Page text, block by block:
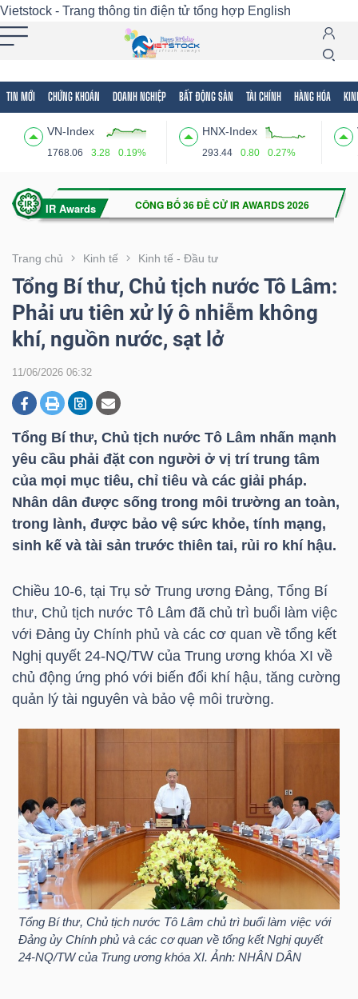
Vietstock - Trang thông tin điện tử tổng hợp English
TIN MỚI CHỨNG KHOÁN DOANH NGHIỆP BẤT ĐỘNG SẢN TÀI CHÍNH HÀNG HÓA
VN-Index
1768.06 3.28 0.19%
HNX-Index
293.44 0.80 0.27%
Trang chủ Kinh tế Kinh tế - Đầu tư
Tổng Bí thư, Chủ tịch nước Tô Lâm:
Phải ưu tiên xử lý ô nhiễm không
khí, nguồn nước, sạt lở
11/06/2026 06:32
Tổng Bí thư, Chủ tịch nước Tô Lâm nhấn mạnh
yêu cầu phải đặt con người ở vị trí trung tâm
của mọi mục tiêu, chỉ tiêu và các giải pháp.
Nhân dân được sống trong môi trường an toàn,
trong lành, được bảo vệ sức khỏe, tính mạng,
sinh kế và tài sản trước thiên tai, rủi ro khí hậu.
Chiều 10-6, tại Trụ sở Trung ương Đảng, Tổng Bí
thư, Chủ tịch nước Tô Lâm đã chủ trì buổi làm việc
với Đảng ủy Chính phủ và các cơ quan về tổng kết
Nghị quyết 24-NQ/TW của Trung ương khóa XI về
chủ động ứng phó với biến đổi khí hậu, tăng cường
quản lý tài nguyên và bảo vệ môi trường.
Tổng Bí thư, Chủ tịch nước Tô Lâm chủ trì buổi làm việc với
Đảng ủy Chính phủ và các cơ quan về tổng kết Nghị quyết
24-NQ/TW của Trung ương khóa XI. Ảnh: NHÂN DÂN
Tất cả Tính năng Ngành Mã chứng khoán
Tính
(-)
VIETSTOCK
CHỨNG
KHOÁN
DOANH
NGHIỆP
BẤT
ĐỘNG
SẢN
TÀI
CHÍNH
KINH
TẾ
THẾ
GIỚI